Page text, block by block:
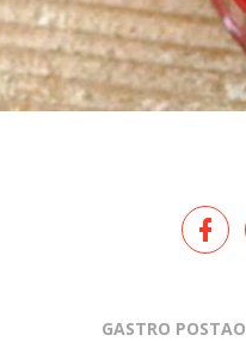
GASTRO POSTAO